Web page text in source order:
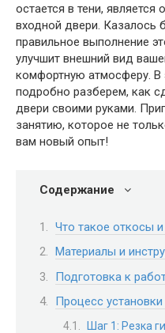
остается в тени,
входной двери. Казалось
правильное выполнение
улучшит внешний вид
комфортную атмосферу. В
подробно разберем, как
двери своими руками.
занятию, которое не
вам новый опыт!
Содержание
Что такое откосы
Материалы и
Подготовка к
Процесс
Шаг 1: Резка